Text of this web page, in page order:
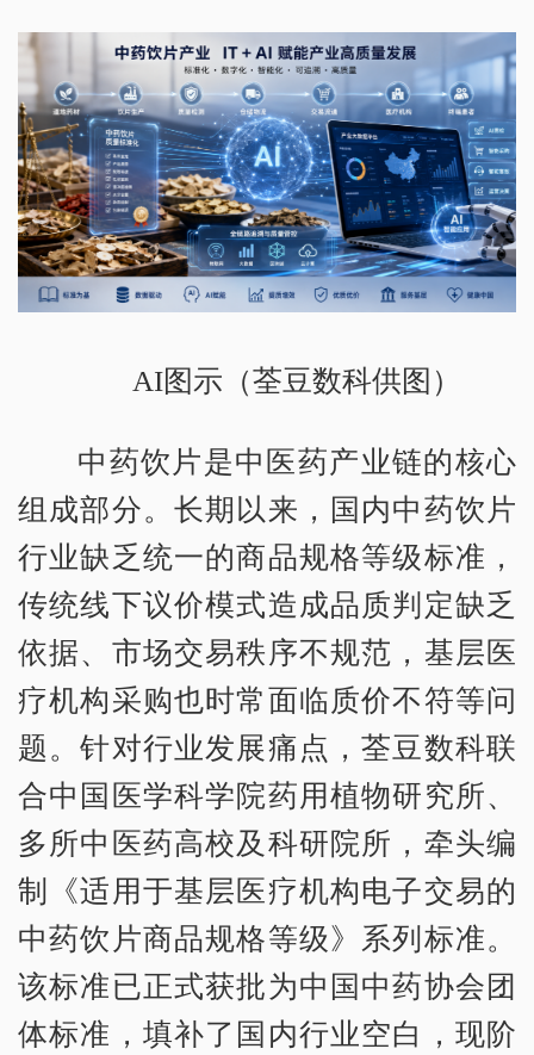
AI图示（荃豆数科供图）
中药饮片是中医药产业链的核心
组成部分。长期以来，国内中药饮片
行业缺乏统一的商品规格等级标准，
传统线下议价模式造成品质判定缺乏
依据、市场交易秩序不规范，基层医
疗机构采购也时常面临质价不符等问
题。针对行业发展痛点，荃豆数科联
合中国医学科学院药用植物研究所、
多所中医药高校及科研院所，牵头编
制《适用于基层医疗机构电子交易的
中药饮片商品规格等级》系列标准。
该标准已正式获批为中国中药协会团
体标准，填补了国内行业空白，现阶